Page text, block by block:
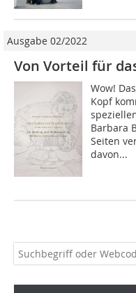
Ausgabe 02/2022
Von Vorteil für
Wow!
Kopf
Barbara
Seiten
davon...